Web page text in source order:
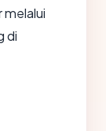
di